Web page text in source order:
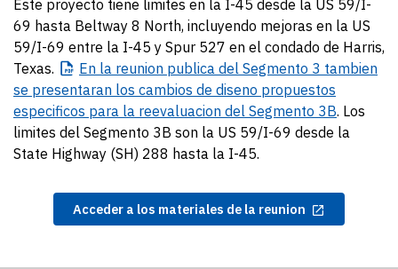
Este proyecto tiene limites en la I-45 desde la US 59/I-
69 hasta Beltway 8 North, incluyendo mejoras en la US
59/I-69 entre la I-45 y Spur 527 en el condado de Harris,
Texas.
En la reunion publica del Segmento 3 tambien
se presentaran los cambios de diseno propuestos
especificos para la reevaluacion del Segmento 3B. Los
limites del Segmento 3B son la US 59/I-69 desde la
State Highway (SH) 288 hasta la I-45.
Acceder a los materiales de la reunion